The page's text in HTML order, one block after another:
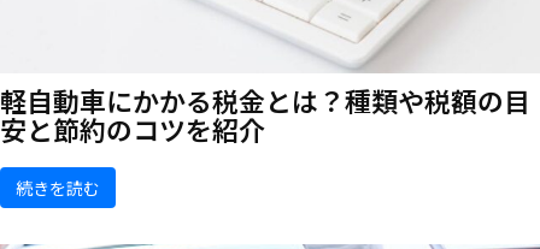
軽自動車にかかる税金とは？種類や税額の目
安と節約のコツを紹介
続きを読む